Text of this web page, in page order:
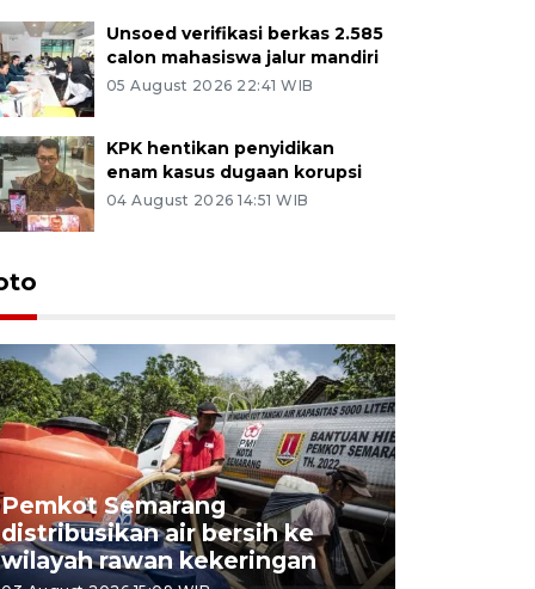
Unsoed verifikasi berkas 2.585
calon mahasiswa jalur mandiri
05 August 2026 22:41 WIB
KPK hentikan penyidikan
enam kasus dugaan korupsi
04 August 2026 14:51 WIB
Pemkot Semarang
distribusikan air bersih ke
wilayah rawan kekeringan